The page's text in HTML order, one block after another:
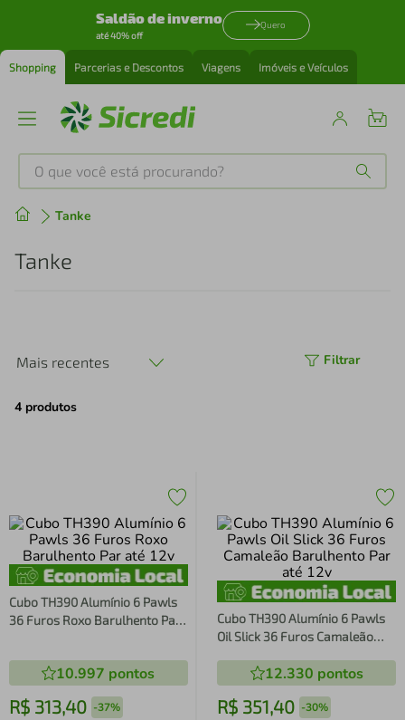
Saldão de inverno
até 40% off
Quero
Shopping Parcerias e Descontos Viagens Imóveis e Veículos
O que você está procurando?
Tanke
Tanke
Mais recentes Filtrar
4 produtos
Cubo TH390 Alumínio 6 Pawls
36 Furos Roxo Barulhento Par
10.997 pontos
R$ 313,40 -37%
Cubo TH390 Alumínio 6 Pawls
Oil Slick 36 Furos Camaleão
12.330 pontos
R$ 351,40 -30%
Produtos mais buscados
º
perfume
4º air fryer